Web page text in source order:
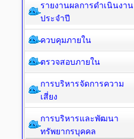
รายงานผลการดำเนินงาน
ประจำปี
ควบคุมภายใน
ตรวจสอบภายใน
การบริหารจัดการความ
เสี่ยง
การบริหารและพัฒนา
ทรัพยากรบุคคล